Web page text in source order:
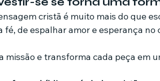
cristã é muito mais do que
de espalhar amor e esperança no
missão e transforma cada peça em